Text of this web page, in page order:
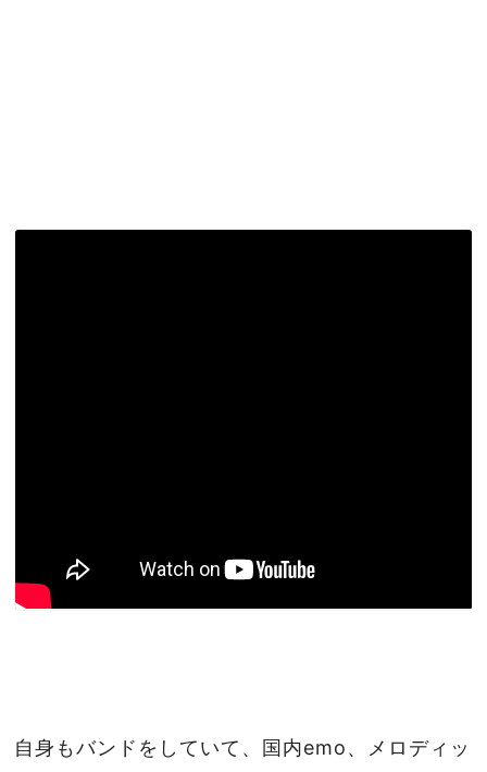
自身もバンドをしていて、国内emo、メロディッ